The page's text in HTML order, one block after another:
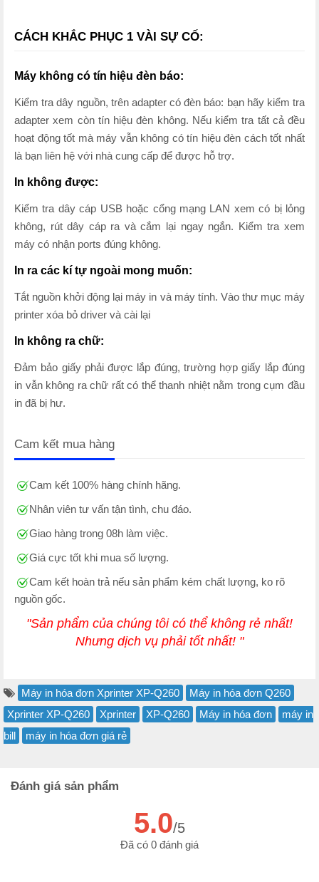
CÁCH KHẮC PHỤC 1 VÀI SỰ CỐ:
Máy không có tín hiệu đèn báo:
Kiểm tra dây nguồn, trên adapter có đèn báo: bạn hãy kiểm tra
adapter xem còn tín hiệu đèn không. Nếu kiểm tra tất cả đều
hoạt động tốt mà máy vẫn không có tín hiệu đèn cách tốt nhất
là bạn liên hệ với nhà cung cấp để được hỗ trợ.
In không được:
Kiểm tra dây cáp USB hoặc cổng mạng LAN xem có bị lỏng
không, rút dây cáp ra và cắm lại ngay ngắn. Kiểm tra xem
máy có nhận ports đúng không.
In ra các kí tự ngoài mong muốn:
Tắt nguồn khởi động lại máy in và máy tính. Vào thư mục máy
printer xóa bỏ driver và cài lại
In không ra chữ:
Đảm bảo giấy phải được lắp đúng, trường hợp giấy lắp đúng
in vẫn không ra chữ rất có thể thanh nhiệt nằm trong cụm đầu
in đã bị hư.
Cam kết mua hàng
Cam kết 100% hàng chính hãng.
Nhân viên tư vấn tận tình, chu đáo.
Giao hàng trong 08h làm việc.
Giá cực tốt khi mua số lượng.
Cam kết hoàn trả nếu sản phẩm kém chất lượng, ko rõ
nguồn gốc.
"Sản phẩm của chúng tôi có thể không rẻ nhất!
Nhưng dịch vụ phải tốt nhất! "
Máy in hóa đơn Xprinter XP-Q260
Máy in hóa đơn Q260
Xprinter XP-Q260
Xprinter XP-Q260 Máy in hóa đơn
máy in
bill
máy in hóa đơn giá rẻ
Đánh giá sản phẩm
5.0/5
Đã có 0 đánh giá